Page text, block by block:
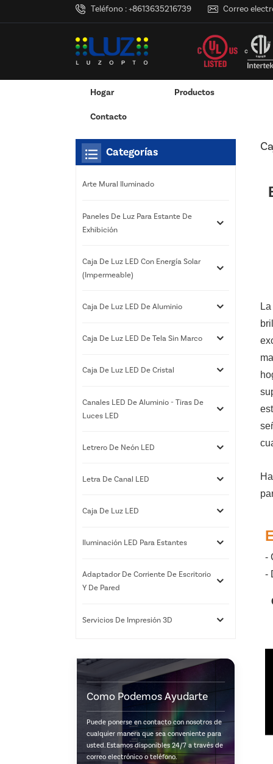
Teléfono :+8613635216739 Correo
Hogar Productos
Contacto
-
-
Categorías
Arte Mural Iluminado
Paneles De Luz Para Estante De
Exhibición
Caja De Luz LED Con Energía Solar
(impermeable)
Caja De Luz LED De Aluminio
Caja De Luz LED De Tela Sin Marco
Caja De Luz LED De Cristal
Canales LED De Aluminio - Tiras De
Luces LED
Letrero De Neón LED
Letra De Canal LED
Caja De Luz LED
Iluminación LED Para Estantes
Adaptador De Corriente De Escritorio
Y De Pared
Servicios De Impresión 3D
Como Podemos Ayudarte
Puede ponerse en contacto con nosotros de
cualquier manera que sea conveniente para
usted. Estamos disponibles 24/7 a través de
correo electrónico o teléfono.